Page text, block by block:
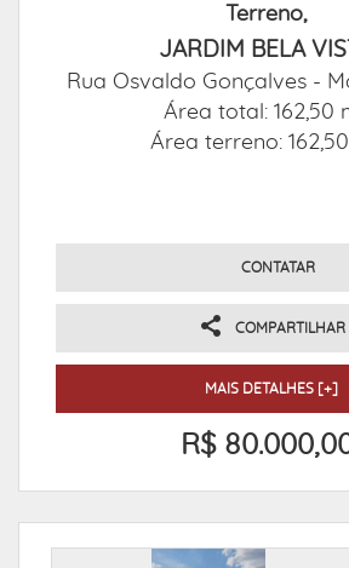
Terreno,
JARDIM BELA
Rua Osvaldo Gonçalves -
Área total: 162,50
Área terreno:
CONTATAR
COMPARTILHAR
MAIS DETALHES [+]
R$